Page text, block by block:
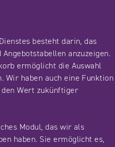
besteht darin, das
anzuzeigen.
ermöglicht die Auswahl
Wir haben auch eine Funktion
Wert zukünftiger
Modul, das wir als
haben. Sie ermöglicht es,